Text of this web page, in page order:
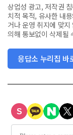
상업성 광고, 저작권
치적 목적, 유사한 내
거나 운영 취지에 맞
의해 통보없이 삭제될
응답소 누리집 바